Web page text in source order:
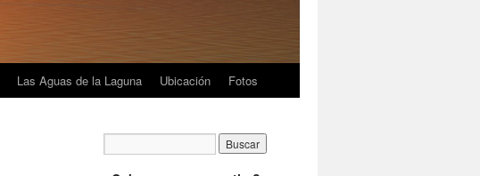
Las Aguas de la Laguna Ubicación Fotos